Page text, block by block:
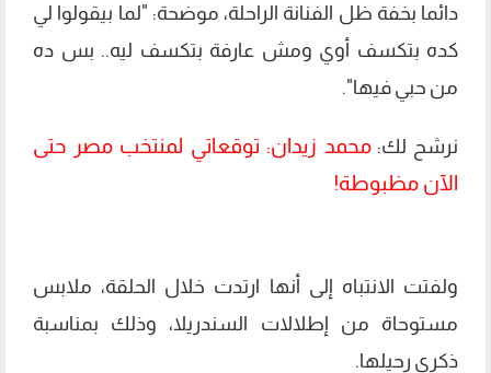
دائما بخفة ظل الفنانة الراحلة، موضحة: "لما بيقولوا لي
كده بتكسف أوي ومش عارفة بتكسف ليه.. بس ده
من حبي فيها".
نرشح لك:محمد زيدان: توقعاتي لمنتخب مصر حتى
الآن مظبوطة!
ولفتت الانتباه إلى أنها ارتدت خلال الحلقة، ملابس
مستوحاة من إطلالات السندريلا، وذلك بمناسبة
ذكرى رحيلها.